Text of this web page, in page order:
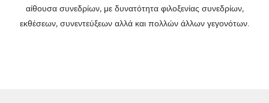
αίθουσα συνεδρίων, με δυνατότητα φιλοξενίας συνεδρίων,
εκθέσεων, συνεντεύξεων αλλά και πολλών άλλων γεγονότων.